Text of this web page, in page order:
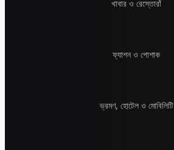
খাবার ও রেস্তোরাঁ
ফ্যাশন ও পোশাক
ভ্রমণ, হোটেল ও মোবিলিটি